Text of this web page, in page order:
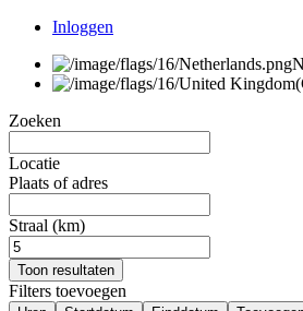
Inloggen
Zoeken
Locatie
Plaats of adres
Straal (km)
Toon resultaten
Filters toevoegen